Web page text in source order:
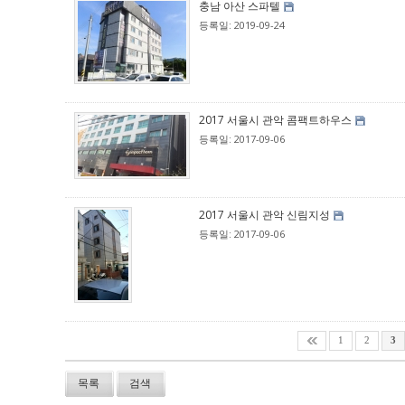
충남 아산 스파텔
등록일: 2019-09-24
2017 서울시 관악 콤팩트하우스
등록일: 2017-09-06
2017 서울시 관악 신림지성
등록일: 2017-09-06
1 2 3
목록 검색